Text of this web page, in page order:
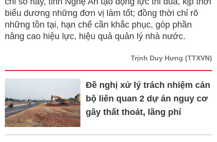
biểu dương những đơn vị làm tốt; đồng thời chỉ rõ
những tồn tại, hạn chế cần khắc phục, góp phần
nâng cao hiệu lực, hiệu quả quản lý nhà nước.
Trịnh Duy Hưng (TTXVN)
Đề nghị xử lý trách nhiệm cán
bộ liên quan 2 dự án nguy cơ
gây thất thoát, lãng phí